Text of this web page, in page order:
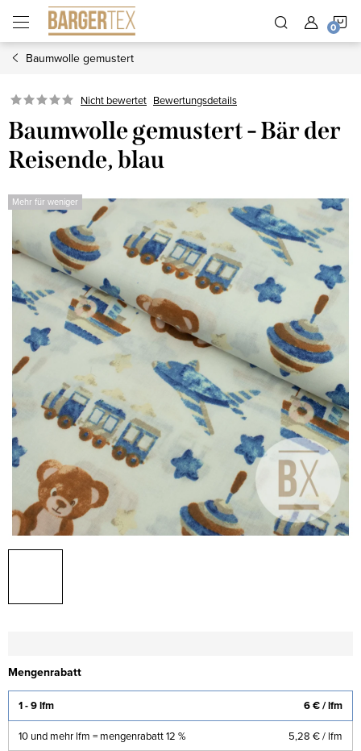
Inhalt
springen
Baumwolle gemustert
Nicht bewertet Bewertungsdetails
Baumwolle gemustert - Bär der
Reisende, blau
Mehr für weniger
Mengenrabatt
1 - 9 lfm 6 €/ lfm
10 und mehr lfm = mengenrabatt 12 % 5,28 €/ lfm